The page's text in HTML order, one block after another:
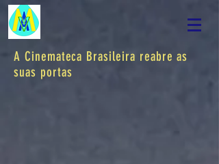
A Cinemateca Brasileira reabre as
suas portas